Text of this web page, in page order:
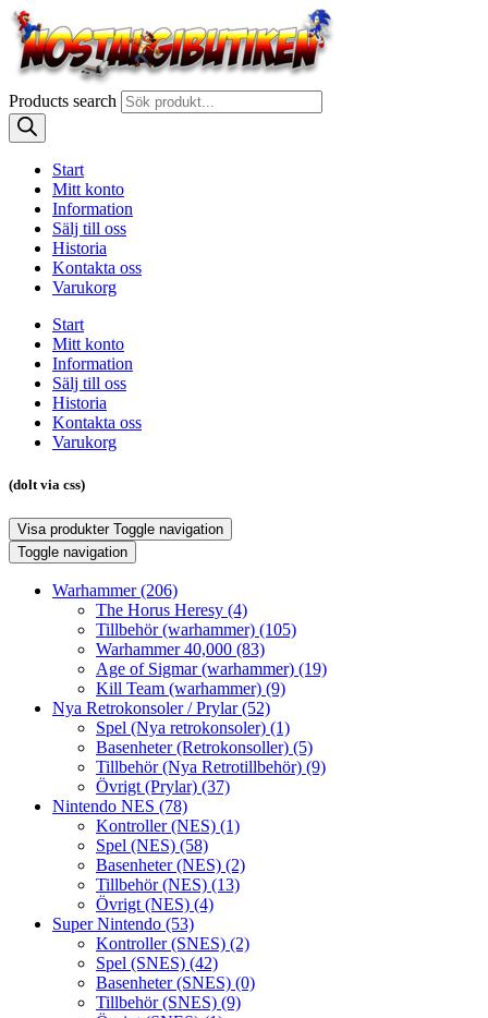
Products search
Start
Mitt konto
Information
Sälj till oss
Historia
Kontakta oss
Varukorg
Start
Mitt konto
Information
Sälj till oss
Historia
Kontakta oss
Varukorg
(dolt via css)
Visa produkter Toggle navigation
Toggle navigation
Warhammer(206)
The Horus Heresy (4)
Tillbehör (warhammer) (105)
Warhammer 40,000 (83)
Age of Sigmar (warhammer) (19)
Kill Team (warhammer) (9)
Nya Retrokonsoler / Prylar(52)
Spel (Nya retrokonsoler) (1)
Basenheter (Retrokonsoller) (5)
Tillbehör (Nya Retrotillbehör) (9)
Övrigt (Prylar) (37)
Nintendo NES (78)
Kontroller (NES) (1)
Spel (NES) (58)
Basenheter (NES) (2)
Tillbehör (NES) (13)
Övrigt (NES) (4)
Super Nintendo (53)
Kontroller (SNES) (2)
Spel (SNES) (42)
Basenheter (SNES) (0)
Tillbehör (SNES) (9)